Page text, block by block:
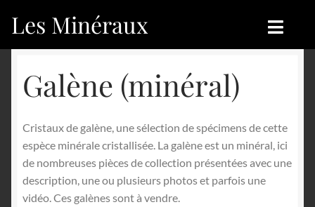
Aller
à
navigation
Aller
au
Les Minéraux
Catégories
Nouveautés
Achat
Boutique
Nouveautés
Blog
Galène (minéral)
Cristaux de galène, une sélection de spécimens de cette
espèce minérale cristallisée. La galène est un minéral, ici
de nombreuses pièces de collection présentées avec une
description, une ou plusieurs photos et parfois une
vidéo. Ces galènes sont à vendre.